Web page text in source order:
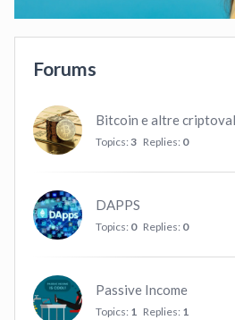
Forums
Bitcoin e altre
Topics: 3 Replies: 0
DAPPS
Topics: 0 Replies: 0
Passive Income
Topics: 1 Replies: 1